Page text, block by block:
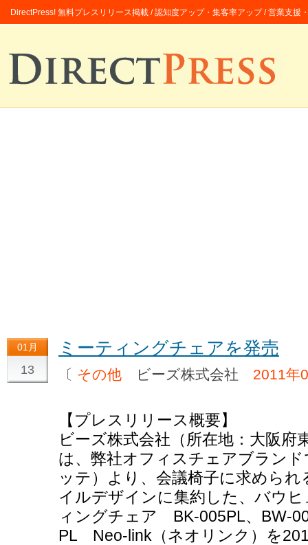
DirectPress! 無料プレスリリース掲載 / 認知度アップ・集客率アップ / 営業支援
01月
13
ミーティングチェアを発売
〔 その他 ビーズ株式会社 2011年
【プレスリリース概要】
ビーズ株式会社（所在地：大阪府
は、弊社オフィスチェアブラン
ッテ）より、会議椅子に求めら
イルデザインに集約した、バウ
ィングチェア BK-005PL、BW-
PL Neo-link（ネオリンク）を